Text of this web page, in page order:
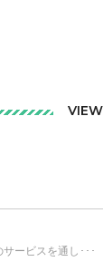
ービスを通し･･･